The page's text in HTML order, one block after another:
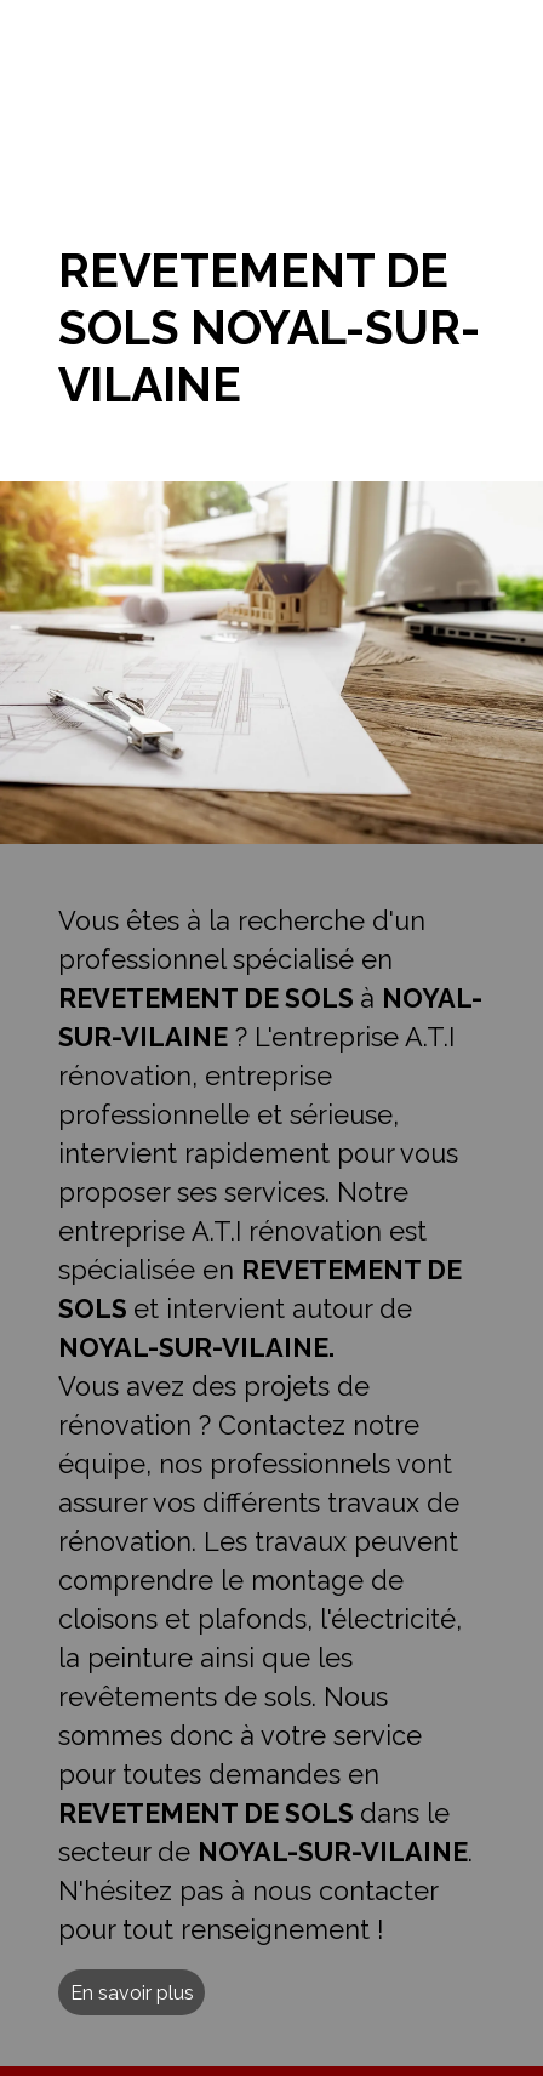
REVETEMENT DE
SOLS NOYAL-SUR-
VILAINE
Vous êtes à la recherche d'un
professionnel spécialisé en
REVETEMENT DE SOLS à NOYAL-
SUR-VILAINE ? L'entreprise A.T.I
rénovation, entreprise
professionnelle et sérieuse,
intervient rapidement pour vous
proposer ses services. Notre
entreprise A.T.I rénovation est
spécialisée en REVETEMENT DE
SOLS et intervient autour de
NOYAL-SUR-VILAINE.
Vous avez des projets de
rénovation ? Contactez notre
équipe, nos professionnels vont
assurer vos différents travaux de
rénovation. Les travaux peuvent
comprendre le montage de
cloisons et plafonds, l'électricité,
la peinture ainsi que les
revêtements de sols. Nous
sommes donc à votre service
pour toutes demandes en
REVETEMENT DE SOLS dans le
secteur de NOYAL-SUR-VILAINE.
N'hésitez pas à nous contacter
pour tout renseignement !
En savoir plus